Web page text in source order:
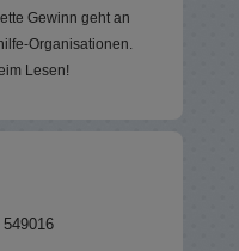
Gewinn geht an
Organisationen.
Lesen!